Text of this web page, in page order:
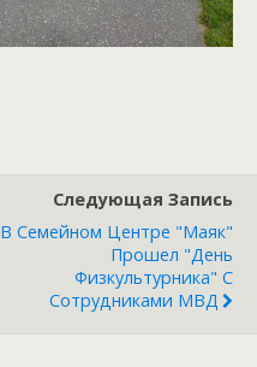
Следующая Запись
В Семейном Центре "Маяк"
Прошел "День
Физкультурника" С
Сотрудниками МВД